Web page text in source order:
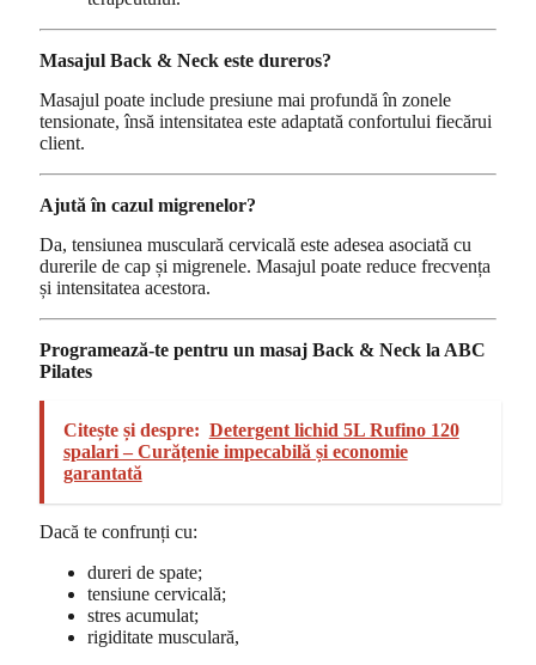
Masajul Back & Neck este dureros?
Masajul poate include presiune mai profundă în zonele
tensionate, însă intensitatea este adaptată confortului fiecărui
client.
Ajută în cazul migrenelor?
Da, tensiunea musculară cervicală este adesea asociată cu
durerile de cap și migrenele. Masajul poate reduce frecvența
și intensitatea acestora.
Programează-te pentru un masaj Back & Neck la ABC
Pilates
Citește și despre: Detergent lichid 5L Rufino 120
spalari – Curățenie impecabilă și economie
garantată
Dacă te confrunți cu:
dureri de spate;
tensiune cervicală;
stres acumulat;
rigiditate musculară,